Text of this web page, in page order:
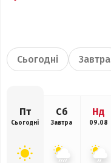
Сьогодні Завтра
Пт
Сьогодні
Сб
Завтра
Нд
09.08